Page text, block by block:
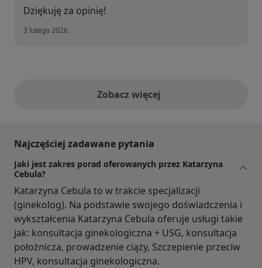
Dziękuję za opinię!
3 lutego 2026
Zobacz więcejopinie powyżej
Najczęściej zadawane pytania
Jaki jest zakres porad oferowanych przez Katarzyna
Cebula?
Katarzyna Cebula to w trakcie specjalizacji
(ginekolog). Na podstawie swojego doświadczenia i
wykształcenia Katarzyna Cebula oferuje usługi takie
jak: konsultacja ginekologiczna + USG, konsultacja
położnicza, prowadzenie ciąży, Szczepienie przeciw
HPV, konsultacja ginekologiczna.